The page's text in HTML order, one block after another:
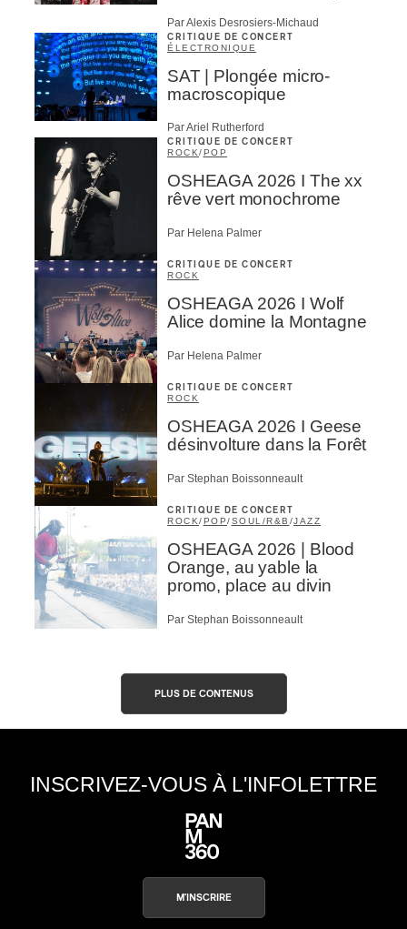
Par Alexis Desrosiers-Michaud
CRITIQUE DE CONCERT
ÉLECTRONIQUE
SAT | Plongée micro-
macroscopique
Par Ariel Rutherford
CRITIQUE DE CONCERT
ROCK/ POP
OSHEAGA 2026 I The xx
rêve vert monochrome
Par Helena Palmer
CRITIQUE DE CONCERT
ROCK
OSHEAGA 2026 I Wolf
Alice domine la Montagne
Par Helena Palmer
CRITIQUE DE CONCERT
ROCK
OSHEAGA 2026 I Geese
désinvolture dans la Forêt
Par Stephan Boissonneault
CRITIQUE DE CONCERT
ROCK/ POP/SOUL/R&B /JAZZ
OSHEAGA 2026 | Blood
Orange, au yable la
promo, place au divin
Par Stephan Boissonneault
PLUS DE CONTENUS
INSCRIVEZ-VOUS À L'INFOLETTRE
M'INSCRIRE